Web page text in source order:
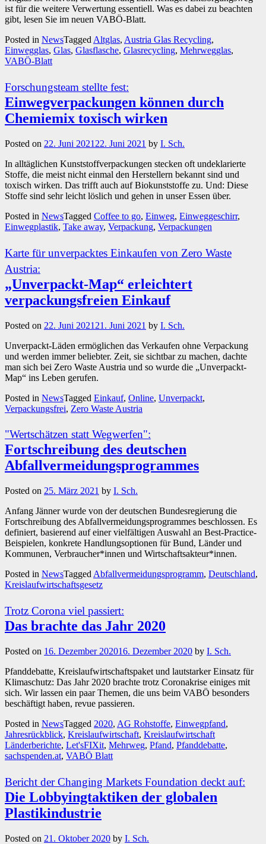
ist für die weitere Verwertung essentiell. Was es dabei zu beachten
gibt, lesen Sie im neuen VABÖ-Blatt.
Posted in NewsTagged Altglas, Austria Glas Recycling,
Einwegglas, Glas, Glasflasche, Glasrecycling, Mehrwegglas,
VABÖ-Blatt
Forschungsteam stellte fest:
Einwegverpackungen können durch
Chemiemix toxisch wirken
Posted on 22. Juni 2021 22. Juni 2021 by I. Sch.
In alltäglichen Kunststoffverpackungen stecken oft undeklarierte
Stoffe, die meist nicht einmal den Herstellern bekannt sind und
toxisch wirken. Das trifft auch auf Biokunststoffe zu. Und: Diese
Stoffe sind sehr leicht löslich und gehen in unser Essen über.
Posted in NewsTagged Coffee to go, Einweg, Einweggeschirr,
Einwegplastik, Take away, Verpackung, Verpackungen
Karte für unverpacktes Einkaufen von Zero Waste
Austria:
„Unverpackt-Map“ erleichtert
verpackungsfreien Einkauf
Posted on 22. Juni 2021 21. Juni 2021 by I. Sch.
Unverpackt-Läden ermöglichen das Verkaufen ohne Verpackung
und werden immer beliebter. Zeit, sie sichtbar zu machen, dachte
man sich bei Zero Waste Austria und so wurde die „Unverpackt-
Map“ ins Leben gerufen.
Posted in NewsTagged Einkauf, Online, Unverpackt,
Verpackungsfrei, Zero Waste Austria
"Wertschätzen statt Wegwerfen":
Fortschreibung des deutschen
Abfallvermeidungsprogrammes
Posted on 25. März 2021 by I. Sch.
Anfang Jänner wurde von der deutschen Bundesregierung die
Fortschreibung des Abfallvermeidungsprogrammes beschlossen. Es
definiert, basierend auf einer vielfältigen Auswahl an Best-Practice-
Beispielen, konkrete Handlungsoptionen für Bund, Länder und
Kommunen, Verbraucher*innen und Wirtschaftsakteur*innen.
Posted in NewsTagged Abfallvermeidungsprogramm, Deutschland,
Kreislaufwirtschaftsgesetz
Trotz Corona viel passiert:
Das brachte das Jahr 2020
Posted on 16. Dezember 202016. Dezember 2020 by I. Sch.
Pfanddebatte, Kreislaufwirtschaftspaket und lautstarker Einsatz für
Klimaschutz: Das Jahr 2020 brachte trotz Coronakrise einiges mit
sich. Wir lassen ein paar Themen, die uns beim VABÖ besonders
beschäftigt haben, revue passieren.
Posted in NewsTagged 2020, AG Rohstoffe, Einwegpfand,
Jahresrückblick, Kreislaufwirtschaft, Kreislaufwirtschaft
Länderberichte, Let'sFIXit, Mehrweg, Pfand, Pfanddebatte,
sachspenden.at, VABÖ Blatt
Bericht der Changing Markets Foundation deckt auf:
Die Lobbyingtaktiken der globalen
Plastikindustrie
Posted on 21. Oktober 2020 by I. Sch.